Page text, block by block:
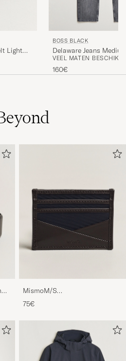
Light
BOSS BLACK
Delaware Jeans
VEEL MATEN
160€
MismoM/S
CardholderNavy/Dark Brown
75€